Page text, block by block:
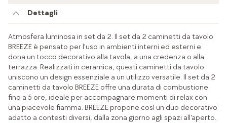
Dettagli
Atmosfera luminosa in set da 2. Il set da 2 caminetti da tavolo
BREEZE è pensato per l'uso in ambienti interni ed esterni e
dona un tocco decorativo alla tavola, a una credenza o alla
terrazza. Realizzati in ceramica, questi caminetti da tavolo
uniscono un design essenziale a un utilizzo versatile. Il set da 2
caminetti da tavolo BREEZE offre una durata di combustione
fino a 5 ore, ideale per accompagnare momenti di relax con
una piacevole fiamma. BREEZE propone così un duo decorativo
adatto a contesti diversi, dalla zona giorno agli spazi all'aperto.